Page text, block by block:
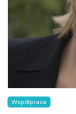
Współpraca